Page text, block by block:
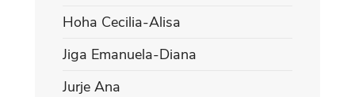
Hoha Cecilia-Alisa
Jiga Emanuela-Diana
Jurje Ana